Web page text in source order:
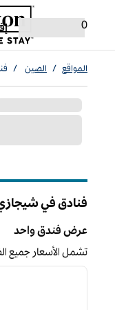
0
،
المواقع / الصين /
فنادق في
عرض فندق واحد
عرض فندق واحد
تشمل الأسعار جميع
1 من 12